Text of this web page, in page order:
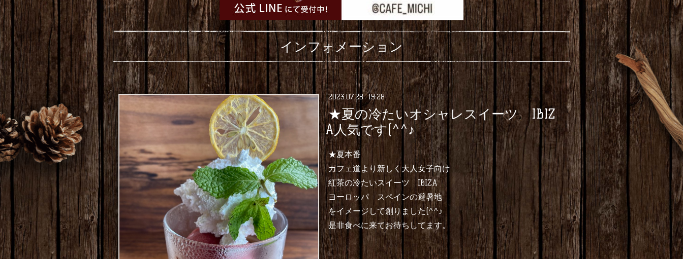
インフォメーション
2023.07.28 19:28
★夏の冷たいオシャレスイーツ IBIZ
A人気です(^^♪
★夏本番
カフェ道より新しく大人女子向け
紅茶の冷たいスイーツ IBIZA
ヨーロッパ スペインの避暑地
をイメージして創りました(^^♪
是非食べに来てお待ちしてます。